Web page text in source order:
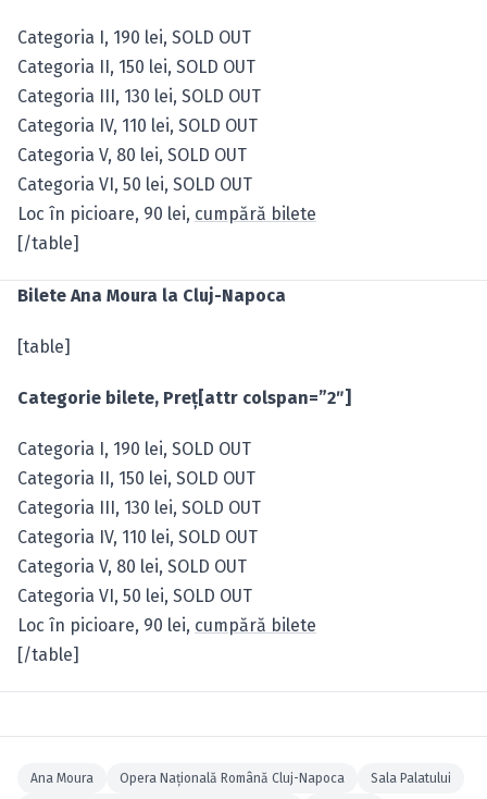
Categoria I, 190 lei, SOLD OUT
Categoria II, 150 lei, SOLD OUT
Categoria III, 130 lei, SOLD OUT
Categoria IV, 110 lei, SOLD OUT
Categoria V, 80 lei, SOLD OUT
Categoria VI, 50 lei, SOLD OUT
Loc în picioare, 90 lei, cumpără bilete
[/table]
Bilete Ana Moura la Cluj-Napoca
[table]
Categorie bilete, Preţ[attr colspan=”2″]
Categoria I, 190 lei, SOLD OUT
Categoria II, 150 lei, SOLD OUT
Categoria III, 130 lei, SOLD OUT
Categoria IV, 110 lei, SOLD OUT
Categoria V, 80 lei, SOLD OUT
Categoria VI, 50 lei, SOLD OUT
Loc în picioare, 90 lei, cumpără bilete
[/table]
Ana Moura Opera Naţională Română Cluj-Napoca
Sala Palatului